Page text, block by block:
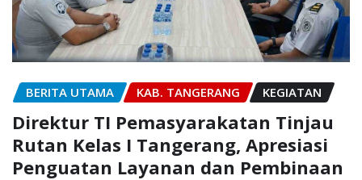
BERITA UTAMA KAB. TANGERANG KEGIATAN
Direktur TI Pemasyarakatan Tinjau
Rutan Kelas I Tangerang, Apresiasi
Penguatan Layanan dan Pembinaan